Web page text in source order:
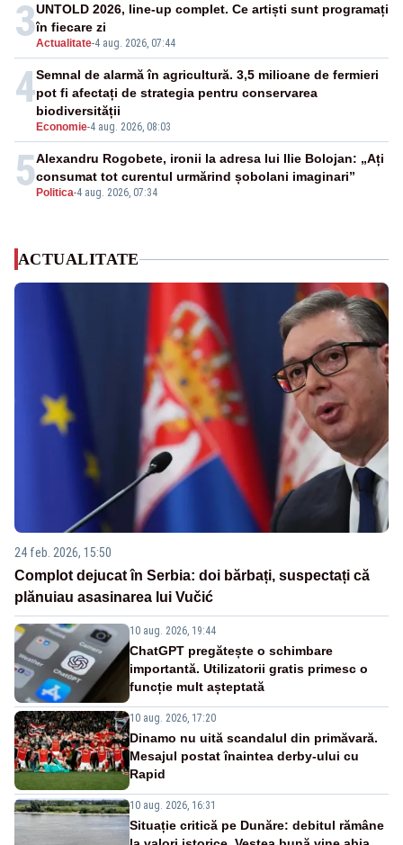
3Actualitate-4 aug. 2026, 07:44
UNTOLD 2026, line-up complet. Ce artiști sunt programați
în fiecare zi
4
Economie-4 aug. 2026, 08:03
Semnal de alarmă în agricultură. 3,5 milioane de fermieri
pot fi afectați de strategia pentru conservarea
biodiversității
5 Politica-4 aug. 2026, 07:34
Alexandru Rogobete, ironii la adresa lui Ilie Bolojan: „Ați
consumat tot curentul urmărind șobolani imaginari”
ACTUALITATE
24 feb. 2026, 15:50
Complot dejucat în Serbia: doi bărbați, suspectați că
plănuiau asasinarea lui Vučić
10 aug. 2026, 19:44
ChatGPT pregătește o schimbare
importantă. Utilizatorii gratis primesc o
funcție mult așteptată
10 aug. 2026, 17:20
Dinamo nu uită scandalul din primăvară.
Mesajul postat înaintea derby-ului cu
Rapid
10 aug. 2026, 16:31
Situație critică pe Dunăre: debitul rămâne